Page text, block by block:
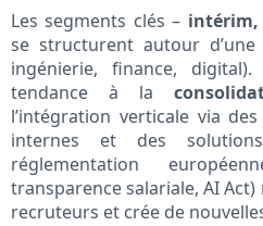
Les segments clés – intérim,
se structurent autour d’une
ingénierie, finance,
tendance à la
l’intégration verticale via
internes et des
réglementation
transparence salariale, AI
recruteurs et crée de